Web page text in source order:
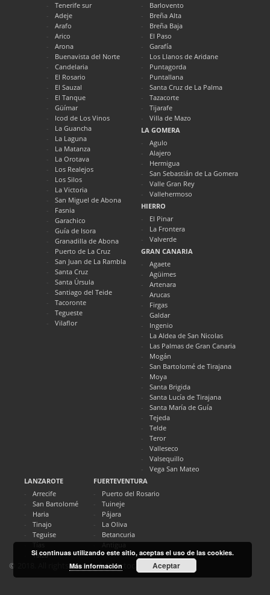
Tenerife sur
Adeje
Arafo
Arico
Arona
Buenavista del Norte
Candelaria
El Rosario
El Sauzal
El Tanque
Güímar
Icod de Los Vinos
La Guancha
La Laguna
La Matanza
La Orotava
Los Realejos
Los Silos
La Victoria
San Miguel de Abona
Fasnia
Garachico
Guía de Isora
Granadilla de Abona
Puerto de La Cruz
San Juan de La Rambla
Santa Cruz
Santa Úrsula
Santiago del Teide
Tacoronte
Tegueste
Vilaflor
Barlovento
Breña Alta
Breña Baja
El Paso
Garafía
Los Llanos de Aridane
Puntagorda
Puntallana
Santa Cruz de La Palma
Tazacorte
Tijarafe
Villa de Mazo
LA GOMERA
Agulo
Alajero
Hermigua
San Sebastián de La Gomera
Valle Gran Rey
Vallehermoso
HIERRO
El Pinar
La Frontera
Valverde
GRAN CANARIA
Agaete
Agüimes
Artenara
Arucas
Firgas
Galdar
Ingenio
La Aldea de San Nicolas
Las Palmas de Gran Canaria
Mogán
San Bartolomé de Tirajana
Moya
Santa Brigida
Santa Lucía de Tirajana
Santa María de Guía
Tejeda
Telde
Teror
Valleseco
Valsequillo
Vega San Mateo
LANZAROTE
Arrecife
San Bartolomé
Haria
Tinajo
Teguise
Tías
Yaiza
FUERTEVENTURA
Puerto del Rosario
Tuineje
Pájara
La Oliva
Betancuria
Antigua
© 2018. All rights reserved. Directocanarias.com
Si continuas utilizando este sitio, aceptas el uso de las cookies.
Más información
Aceptar